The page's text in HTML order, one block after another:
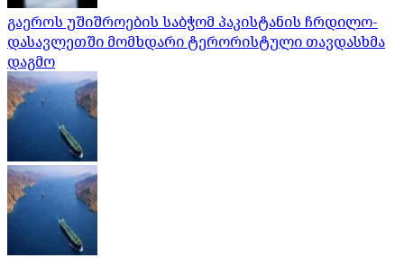
გაეროს უშიშროების საბჭომ პაკისტანის ჩრდილო-
დასავლეთში მომხდარი ტერორისტული თავდასხმა
დაგმო